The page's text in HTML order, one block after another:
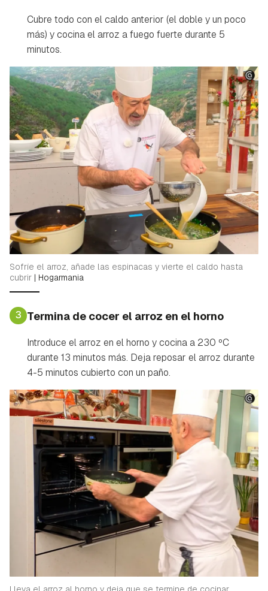
Cubre todo con el caldo anterior (el doble y un poco
más) y cocina el arroz a fuego fuerte durante 5
minutos.
Sofríe el arroz, añade las espinacas y vierte el caldo hasta
cubrir | Hogarmania
3 Termina de cocer el arroz en el horno
Introduce el arroz en el horno y cocina a 230 ºC
durante 13 minutos más. Deja reposar el arroz durante
4-5 minutos cubierto con un paño.